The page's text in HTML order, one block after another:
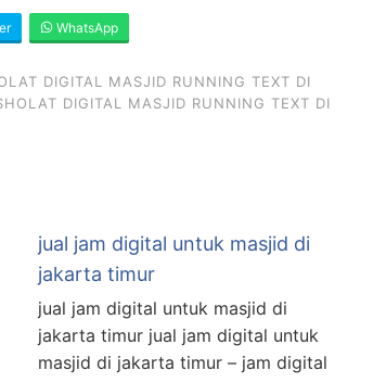
WhatsApp
DIGITAL MASJID RUNNING TEXT DI
DIGITAL MASJID RUNNING TEXT DI
jual jam digital untuk masjid di
jakarta timur
jual jam digital untuk masjid di
jakarta timur jual jam digital untuk
masjid di jakarta timur – jam digital